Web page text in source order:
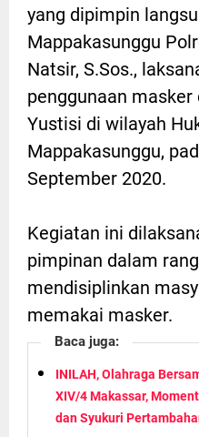
yang dipimpin
Mappakasunggu
Natsir, S.Sos.,
penggunaan
Yustisi di wilayah
Mappakasunggu,
September 2020.
Kegiatan ini
pimpinan dalam
mendisiplinkan
memakai masker.
Baca juga:
INILAH, Olahraga
XIV/4 Makassar,
dan Syukuri